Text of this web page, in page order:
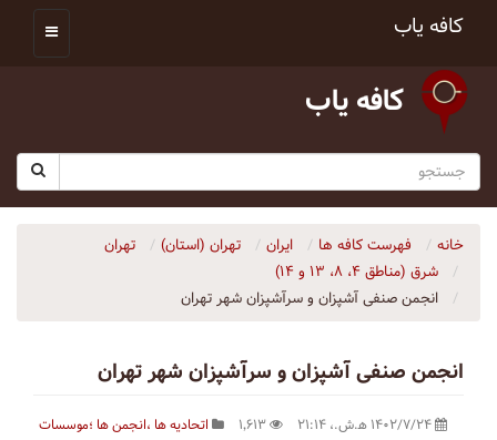
کافه یاب
کافه یاب
خانه فهرست کافه ها ایران تهران (استان)
تهران
شرق (مناطق ۴، ۸، ۱۳ و ۱۴)
انجمن صنفی آشپزان و سرآشپزان شهر تهران
انجمن صنفی آشپزان و سرآشپزان شهر تهران
اتحادیه ها ،انجمن ها ؛موسسات